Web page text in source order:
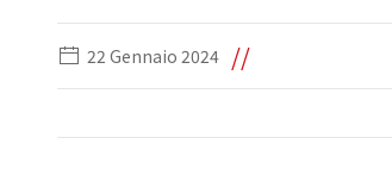
22 Gennaio 2024 //